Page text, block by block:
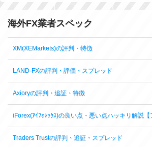
海外FX業者スペック
XM(XEMarkets)の評判・特徴
LAND-FXの評判・評価・スプレッド
Axioryの評判・追証・特徴
iForex(ｱｲﾌｫﾚｯｸｽ)の良い点・悪い点ハッキリ解説【
Traders Trustの評判・追証・スプレッド